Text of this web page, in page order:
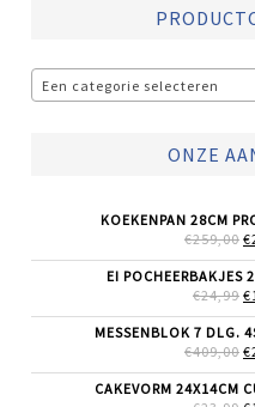
Een categorie selecteren
ONZE
KOEKENPAN 28CM
€259,00 €
EI POCHEERBAKJES
€24,99 €
MESSENBLOK 7 DLG.
€409,00 €
CAKEVORM 24X14CM